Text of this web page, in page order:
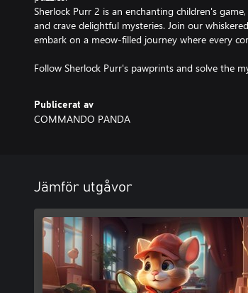
Sherlock Purr 2 is an enchanting children's
and crave delightful mysteries. Join our
embark on a meow-filled journey where every
Follow Sherlock Purr's pawprints and solve the
Publicerat av
COMMANDO PANDA
Jämför utgåvor